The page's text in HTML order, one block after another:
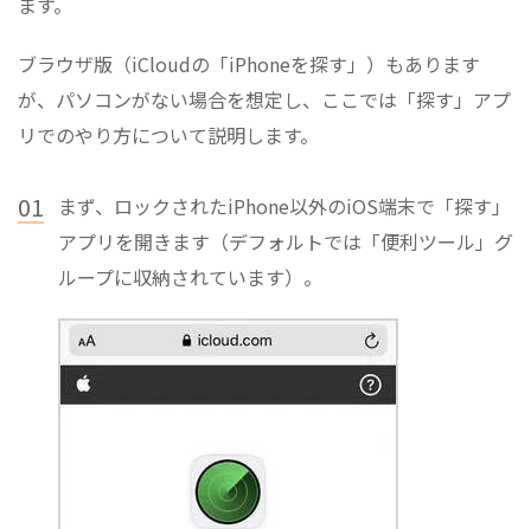
ブラウザ版（iCloudの「iPhoneを探す」）もあります
が、パソコンがない場合を想定し、ここでは「探す」アプ
リでのやり方について説明します。
01
まず、ロックされたiPhone以外のiOS端末で「探す」
アプリを開きます（デフォルトでは「便利ツール」グ
ループに収納されています）。